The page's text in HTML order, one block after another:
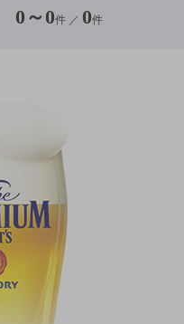
0 ～ 0件 ／ 0件